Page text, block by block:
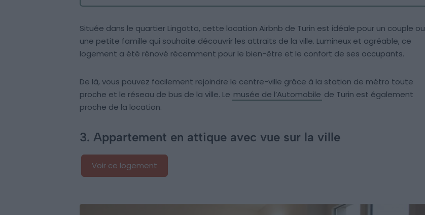
Située dans le quartier Lingotto, cette location Airbnb de Turin est idéale pour un couple ou
une petite famille qui souhaite découvrir les attraits de la ville. Lumineux et agréable, ce
logement a été rénové récemment pour le bien-être et le confort de ses occupants.
De là, vous pouvez facilement rejoindre le centre-ville grâce à la station de métro toute
proche et le réseau de bus de la ville. Le musée de l’Automobile de Turin est également
proche de la location.
3. Appartement en attique avec vue sur la ville
Voir ce logement